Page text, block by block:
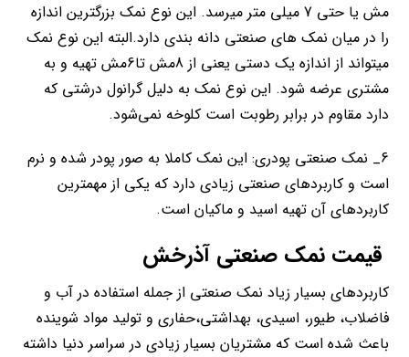
مش یا حتی 7 میلی متر میرسد. این نوع نمک بزرگترین اندازه
را در میان نمک های صنعتی دانه بندی دارد.البته این نوع نمک
میتواند از اندازه یک دستی یعنی از 8مش تا6مش تهیه و به
مشتری عرضه شود. این نوع نمک به دلیل گرانول درشتی که
دارد مقاوم در برابر رطوبت است کلوخه نمی‌شود.
6_ نمک صنعتی پودری: این نمک کاملا به صور پودر شده و نرم
است و کاربردهای صنعتی زیادی دارد که یکی از مهمترین
کاربردهای آن تهیه اسید و ماکیان است.
قیمت نمک صنعتی آذرخش
کاربردهای بسیار زیاد نمک صنعتی از جمله استفاده در آب و
فاضلاب، طیور، اسیدی، بهداشتی،حفاری و تولید مواد شوینده
باعث شده است که مشتریان بسیار زیادی در سراسر دنیا داشته